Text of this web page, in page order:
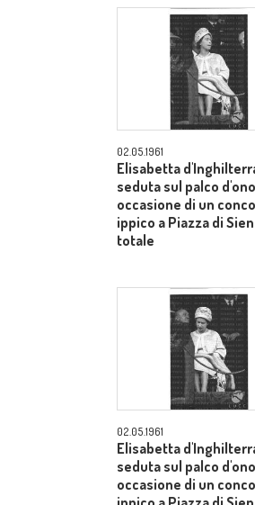
02.05.1961
Elisabetta
seduta sul palco
occasione di un
ippico a Piazza di
totale
02.05.1961
Elisabetta
seduta sul palco
occasione di un